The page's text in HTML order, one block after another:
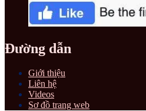
Đường dẫn
Giới thiệu
Liên hệ
Videos
Sơ đồ trang web